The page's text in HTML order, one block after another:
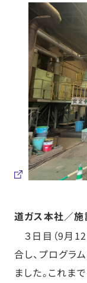
道ガス本社／
３日目（9月
合し、プログラ
ました。これま